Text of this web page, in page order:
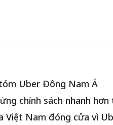
Uber Đông Nam Á
chính sách nhanh
Việt Nam đóng cửa vì